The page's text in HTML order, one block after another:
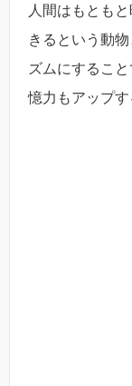
人間はもとも
きるという動
ズムにするこ
憶力もアップす